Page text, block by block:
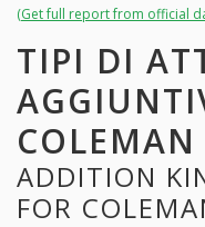
(Get full report from official
TIPI DI
COLEMAN
ADDITION
FOR